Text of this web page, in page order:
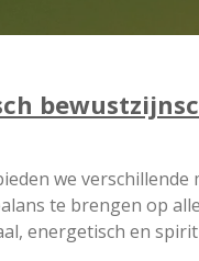
we
te brengen op
energetisch en